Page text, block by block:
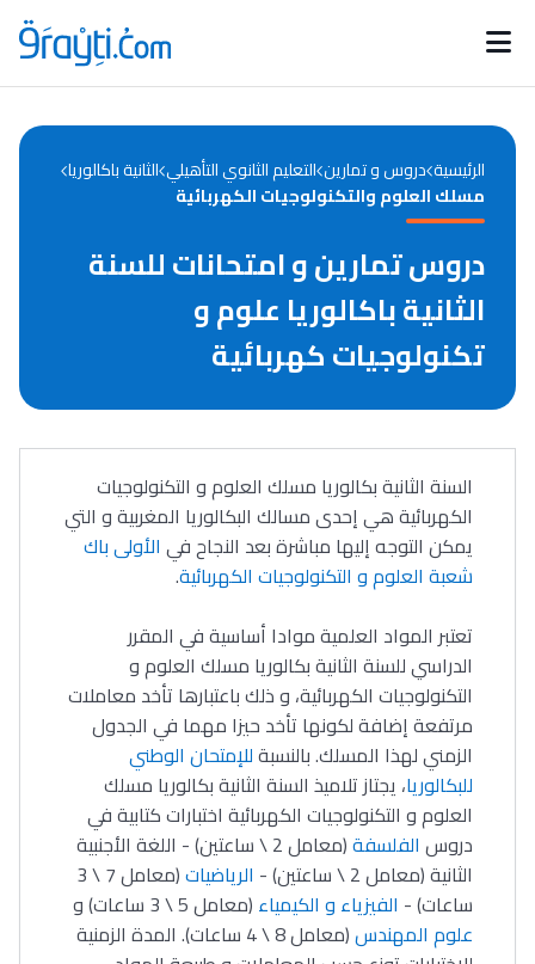
Catégories
d'actualités
Annonces bourses
الرئيسية دروس و تمارين التعليم الثانوي التأهيلي الثانية باكالوريا
مسلك العلوم والتكنولوجيات الكهربائية
دروس تمارين و امتحانات للسنة
الثانية باكالوريا علوم و
تكنولوجيات كهربائية
السنة الثانية بكالوريا مسلك العلوم و التكنولوجيات
الكهربائية هي إحدى مسالك البكالوريا المغربية و التي
يمكن التوجه إليها مباشرة بعد النجاح في الأولى باك
شعبة العلوم و التكنولوجيات الكهربائية.
تعتبر المواد العلمية موادا أساسية في المقرر
الدراسي للسنة الثانية بكالوريا مسلك العلوم و
التكنولوجيات الكهربائية، و ذلك باعتبارها تأخد معاملات
مرتفعة إضافة لكونها تأخد حيزا مهما في الجدول
الزمني لهذا المسلك. بالنسبةللإمتحان الوطني
للبكالوريا، يجتاز تلاميذ السنة الثانية بكالوريا مسلك
العلوم و التكنولوجيات الكهربائية اختبارات كتابية في
دروس الفلسفة
(معامل 2 \ ساعتين) - اللغة الأجنبية
الثانية (معامل 2 \ ساعتين) -
الرياضيات
(معامل 7 \ 3
ساعات) - الفيزياء و الكيمياء (معامل 5 \ 3 ساعات) و
علوم المهندس
(معامل 8 \ 4 ساعات). المدة الزمنية